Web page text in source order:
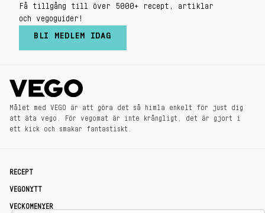
Få tillgång till över 5000+ recept, artiklar
och vegoguider!
BLI MEDLEM IDAG
Målet med VEGO är att göra det så himla enkelt för just dig
att äta vego. För vegomat är inte krångligt, det är gjort i
ett kick och smakar fantastiskt.
RECEPT
VEGONYTT
VECKOMENYER